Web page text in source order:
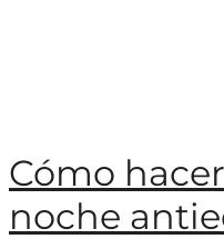
Cómo
noche